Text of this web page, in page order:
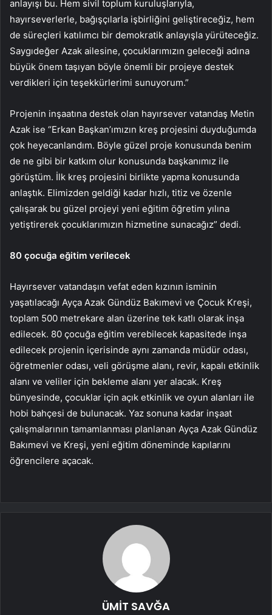
anlayışı bu. Hem sivil toplum kuruluşlarıyla,
hayırseverlerle, bağışçılarla işbirliğini geliştireceğiz, hem
de süreçleri katılımcı bir demokratik anlayışla yürüteceğiz.
Saygıdeğer Azak ailesine, çocuklarımızın geleceği adına
büyük önem taşıyan böyle önemli bir projeye destek
verdikleri için teşekkürlerimi sunuyorum.”
Projenin inşaatına destek olan hayırsever vatandaş Metin
Azak ise “Erkan Başkan’ımızın kreş projesini duyduğumda
çok heyecanlandım. Böyle güzel proje konusunda benim
de ne gibi bir katkım olur konusunda başkanımız ile
görüştüm. İlk kreş projesini birlikte yapma konusunda
anlaştık. Elimizden geldiği kadar hızlı, titiz ve özenle
çalışarak bu güzel projeyi yeni eğitim öğretim yılına
yetiştirerek çocuklarımızın hizmetine sunacağız” dedi.
80 çocuğa eğitim verilecek
Hayırsever vatandaşın vefat eden kızının isminin
yaşatılacağı Ayça Azak Gündüz Bakımevi ve Çocuk Kreşi,
toplam 500 metrekare alan üzerine tek katlı olarak inşa
edilecek. 80 çocuğa eğitim verebilecek kapasitede inşa
edilecek projenin içerisinde aynı zamanda müdür odası,
öğretmenler odası, veli görüşme alanı, revir, kapalı etkinlik
alanı ve veliler için bekleme alanı yer alacak. Kreş
bünyesinde, çocuklar için açık etkinlik ve oyun alanları ile
hobi bahçesi de bulunacak. Yaz sonuna kadar inşaat
çalışmalarının tamamlanması planlanan Ayça Azak Gündüz
Bakımevi ve Kreşi, yeni eğitim döneminde kapılarını
öğrencilere açacak.
ÜMİT SAVĞA